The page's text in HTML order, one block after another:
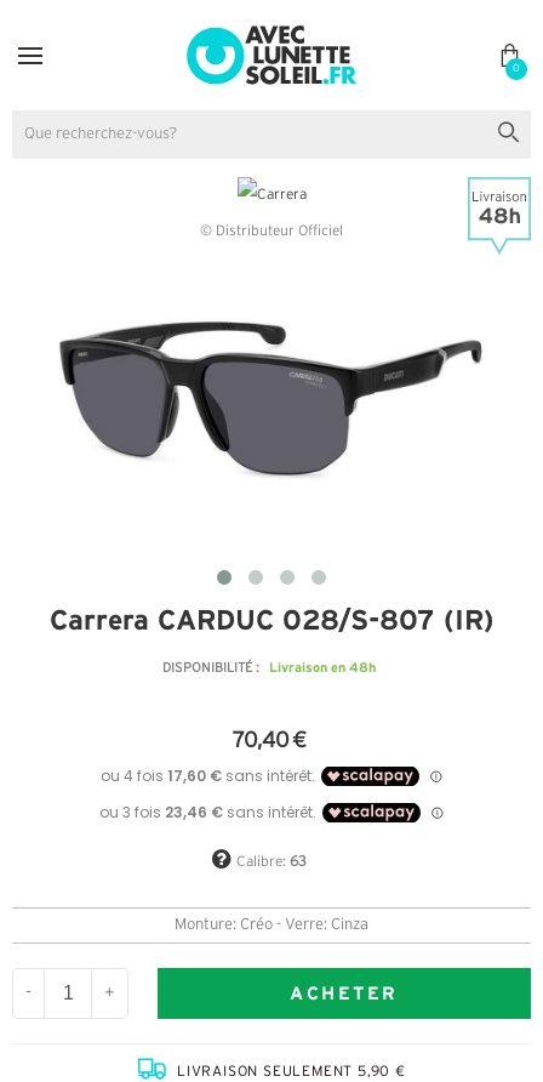
0
© Distributeur Officiel
Carrera CARDUC 028/S-807 (IR)
DISPONIBILITÉ : Livraison en 48h
70,40 €
Calibre: 63
Monture: Créo - Verre: Cinza
- + ACHETER
LIVRAISON SEULEMENT 5,90 €